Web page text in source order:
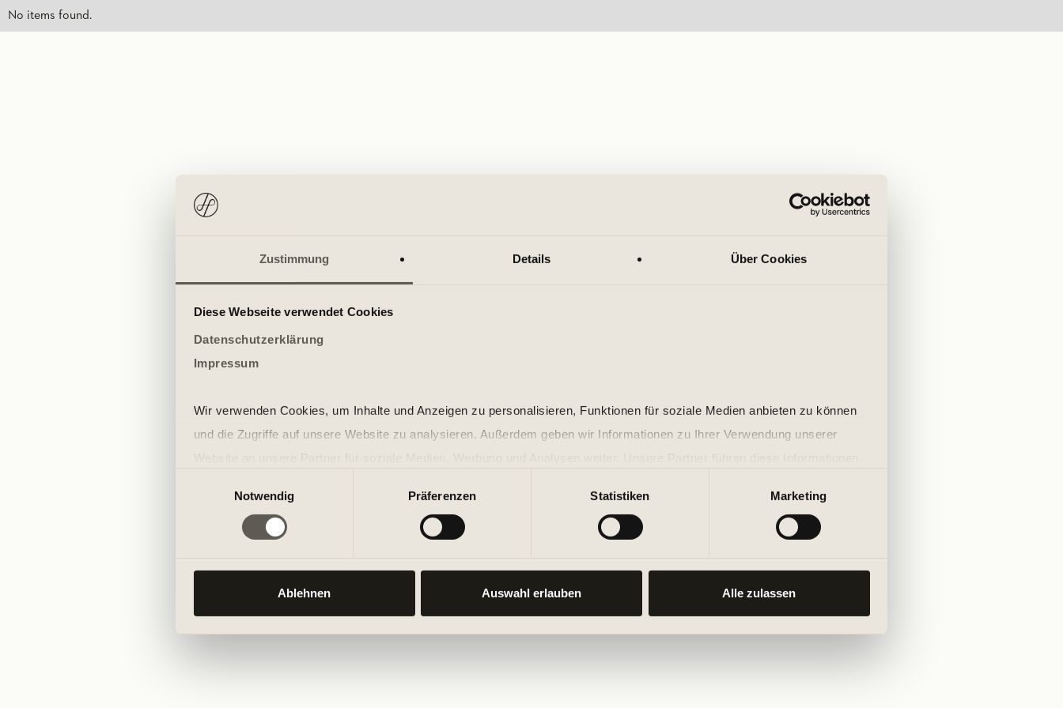
Zustimmung Details Über Cookies
Diese Webseite verwendet Cookies
Datenschutzerklärung
Impressum
Wir verwenden Cookies, um Inhalte und Anzeigen zu personalisieren, Funktionen für soziale Medien anbieten zu können
und die Zugriffe auf unsere Website zu analysieren. Außerdem geben wir Informationen zu Ihrer Verwendung unserer
der Dienste gesammelt haben.
Notwendig
Präferenzen Statistiken Marketing
Ablehnen Auswahl erlauben Alle zulassen
No items found.